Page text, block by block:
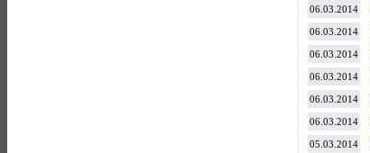
06.03.2014
06.03.2014
06.03.2014
06.03.2014
06.03.2014
06.03.2014
05.03.2014